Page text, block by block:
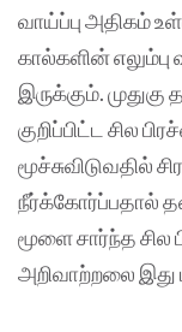
வாய்ப்பு அதிகம்
கால்களின்
இருக்கும்.
குறிப்பிட்ட சில
மூச்சுவிடுவதில்
நீர்க்கோர்ப்பதால்
மூளை சார்ந்த சில
அறிவாற்றலை இது